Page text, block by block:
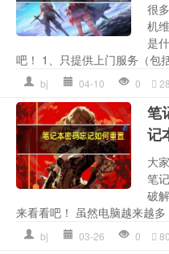
很
机
是
吧！ 1、只提供上门服务（包
bj 04-10 0
笔
记
大
笔
破
来看看吧！ 虽然电脑越来越
bj 03-26 0